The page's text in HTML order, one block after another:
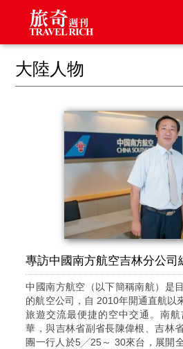
大陸人物
專訪中國南方航空吉林分公司
中國南方航空（以下簡稱南航）是
的航空公司，自 2010年開通直航以
旅遊交流最便捷的空中交通。南
華，與吉林省副省長陳偉根、吉林
團一行人於5╱25～ 30來台，展開